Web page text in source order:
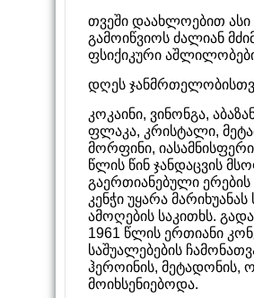
თვეში დაახლოებით
გამოიწვიოს ძალიან
ფსიქიკური
დღეს
კოკაინი, ვინონგა,
ფლაკა, კრისტალი,
მორფინი,
წლის წინ ჯანდაცვის
გაერთიანებული ერების
კენჭი უყარა
ამოღების საკითხს.
1961 წლის ერთიანი
საშუალებების
ჰეროინის, მეტადონის,
მოიხსენიებოდა.